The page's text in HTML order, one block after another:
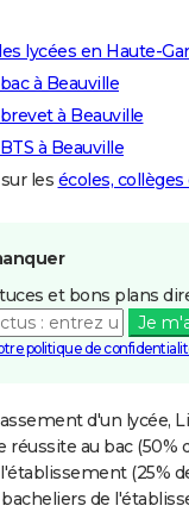
lycées en Haute-
à Beauville
à Beauville
à Beauville
les écoles,
et bons plans
Je
politique de
d'un lycée,
au bac (50%
(25%
de